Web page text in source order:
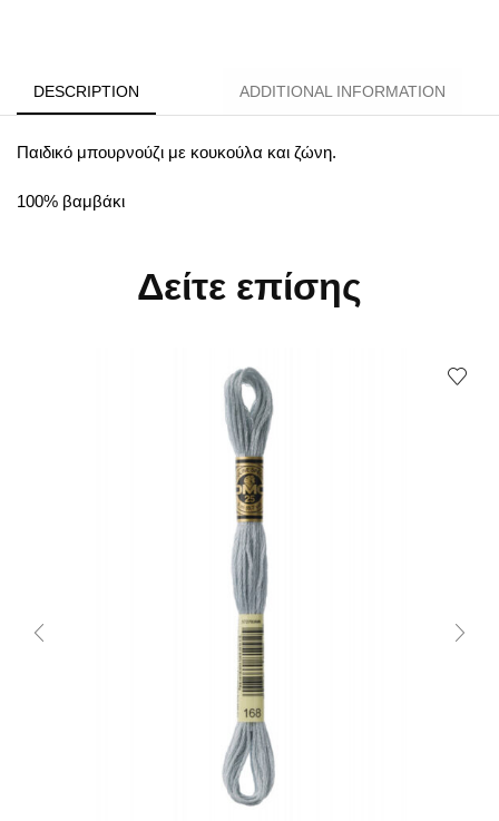
DESCRIPTION ADDITIONAL INFORMATION
Παιδικό μπουρνούζι με κουκούλα και ζώνη.
100% βαμβάκι
Δείτε επίσης